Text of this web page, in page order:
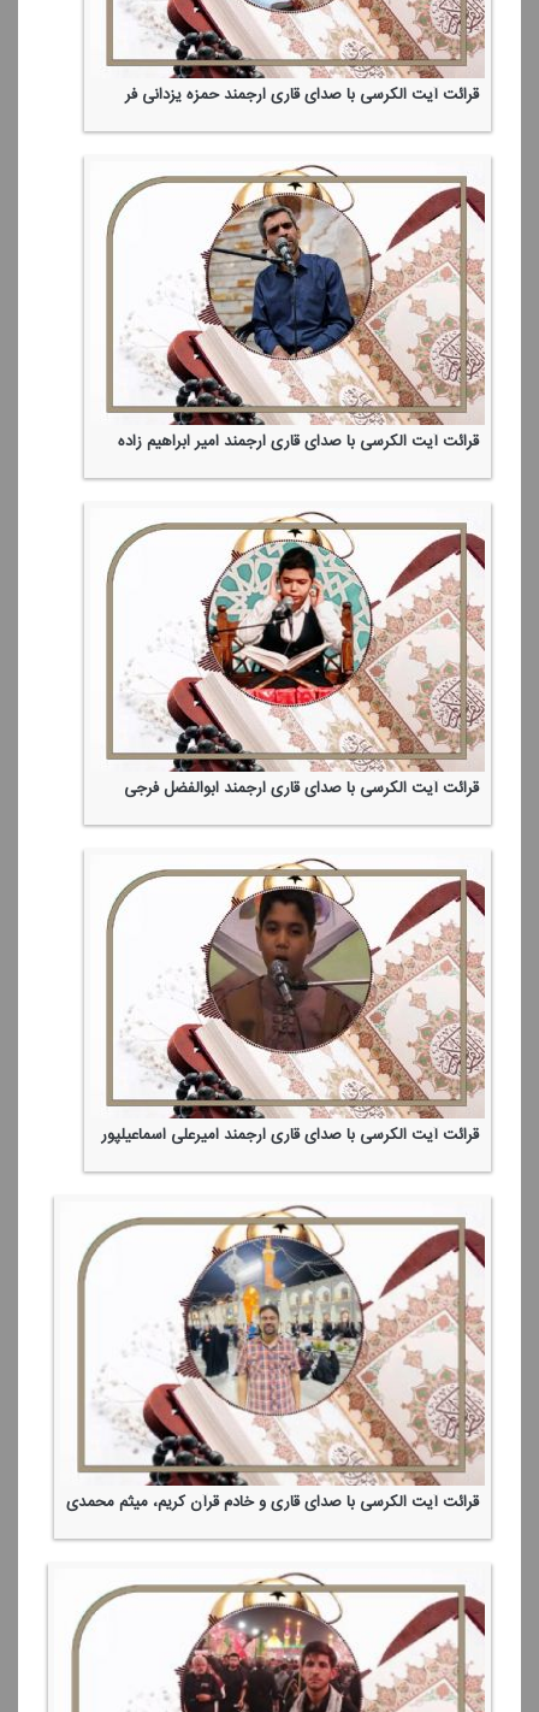
قرائت آیت الكرسی با صدای قاری ارجمند حمزه یزدانی فر
قرائت آیت الكرسی با صدای قاری ارجمند امیر ابراهیم زاده
قرائت آیت الكرسی با صدای قاری ارجمند ابوالفضل فرجی
قرائت آیت الكرسی با صدای قاری ارجمند امیرعلی اسماعیلپور
قرائت آیت الكرسی با صدای قاری و خادم قرآن كریم، میثم محمدی